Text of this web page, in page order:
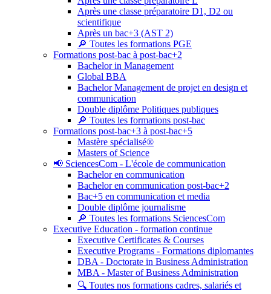
Après une classe préparatoire D1, D2 ou
scientifique
Après un bac+3 (AST 2)
🔎 Toutes les formations PGE
Formations post-bac à post-bac+2
Bachelor in Management
Global BBA
Bachelor Management de projet en design et
communication
Double diplôme Politiques publiques
🔎 Toutes les formations post-bac
Formations post-bac+3 à post-bac+5
Mastère spécialisé®
Masters of Science
📢 SciencesCom - L'école de communication
Bachelor en communication
Bachelor en communication post-bac+2
Bac+5 en communication et media
Double diplôme journalisme
🔎 Toutes les formations SciencesCom
Executive Education - formation continue
Executive Certificates & Courses
Executive Programs - Formations diplomantes
DBA - Doctorate in Business Administration
MBA - Master of Business Administration
🔍 Toutes nos formations cadres, salariés et